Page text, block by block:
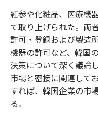
紅参や化粧品、医療機
て取り上げられた。両
許可・登録および製造
機器の許可など、韓国
決策について深く議論
市場と密接に関連して
すれば、韓国企業の市
る。